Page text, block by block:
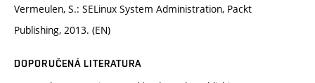
Vermeulen, S.: SELinux System Administration, Packt
Publishing, 2013. (EN)
DOPORUČENÁ LITERATURA